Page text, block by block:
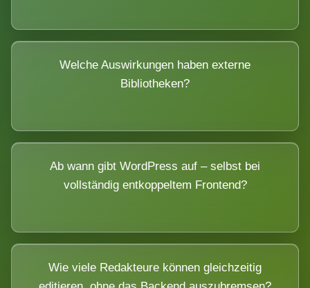
Welche Auswirkungen haben externe
Bibliotheken?
Ab wann gibt WordPress auf – selbst bei
vollständig entkoppeltem Frontend?
Wie viele Redakteure können gleichzeitig